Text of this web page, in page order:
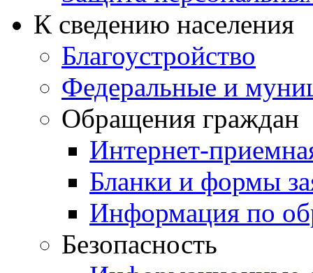
К сведению населения
Благоустройство
Федеральные и
Обращения граждан
Интернет-
Бланки и формы
Информация по
Безопасность